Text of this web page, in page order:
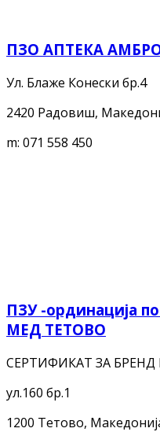
ПЗО АПТЕКА
Ул. Блаже Конески бр.4
2420 Радовиш,
m: 071 558 450
ПЗУ -ординација
МЕД ТЕТОВО
СЕРТИФИКАТ ЗА БРЕНД
ул.160 бр.1
1200 Тетово,